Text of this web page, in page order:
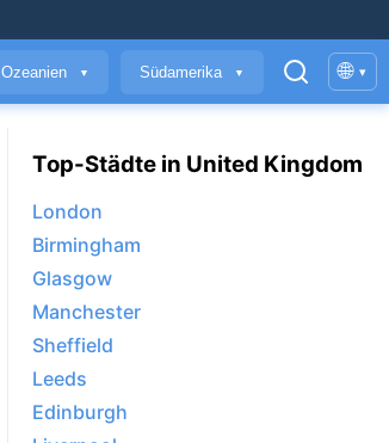
Ozeanien ▼ Südamerika ▼ 🌐 ▾
Top-Städte in United Kingdom
London
Birmingham
Glasgow
Manchester
Sheffield
Leeds
Edinburgh